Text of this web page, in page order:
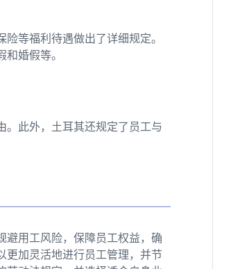
等福利待遇做出了详细规定。
婚假等。
。此外，土耳其还规定了员工与
避用工风险，保障员工权益，确
更加灵活地进行员工管理，并节